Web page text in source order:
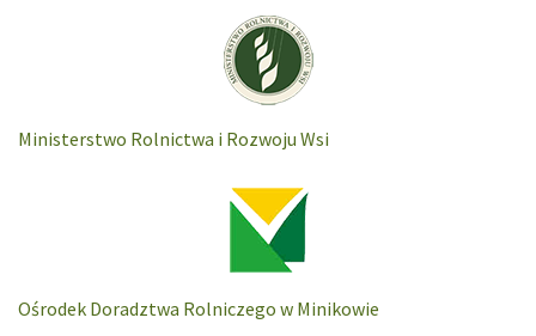
Ministerstwo Rolnictwa i Rozwoju Wsi
Ośrodek Doradztwa Rolniczego w Minikowie